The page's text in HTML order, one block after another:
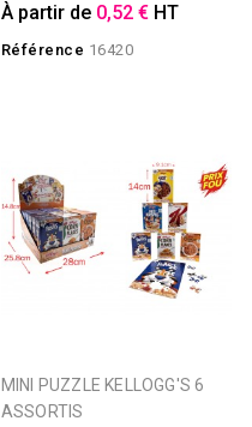
À partir de 0,52 € HT
Référence 16420
MINI PUZZLE KELLOGG'S 6
ASSORTIS